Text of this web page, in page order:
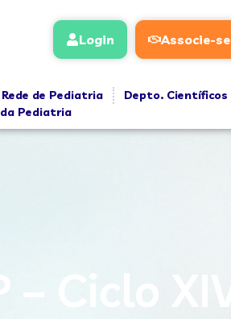
Login Associe-se
Rede de Pediatria Depto. Científicos
Pediatria
– Ciclo XIV